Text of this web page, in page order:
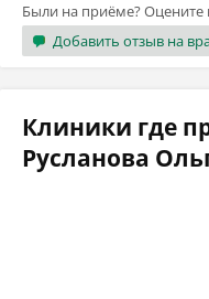
Были на приёме? Оцените
Добавить отзыв на
Клиники где
Русланова